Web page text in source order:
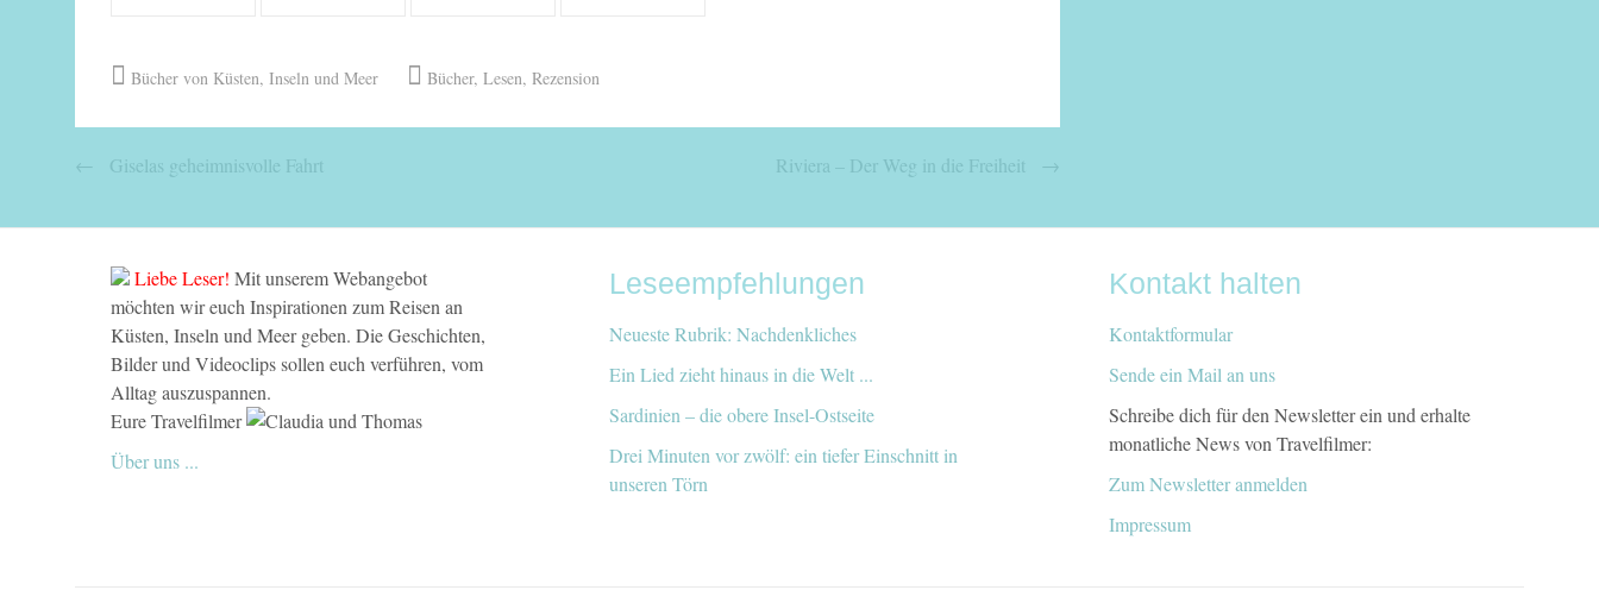
Bücher von Küsten, Inseln und Meer Bücher, Lesen, Rezension
Beitragsnavigation
← Giselas geheimnisvolle Fahrt Riviera – Der Weg in die Freiheit →
Liebe Leser! Mit unserem Webangebot
möchten wir euch Inspirationen zum Reisen an
Küsten, Inseln und Meer geben. Die Geschichten,
Bilder und Videoclips sollen euch verführen, vom
Alltag auszuspannen.
Eure Travelfilmer
Über uns ...
Leseempfehlungen
Neueste Rubrik: Nachdenkliches
Ein Lied zieht hinaus in die Welt ...
Sardinien – die obere Insel-Ostseite
Drei Minuten vor zwölf: ein tiefer Einschnitt in
unseren Törn
Kontakt halten
Kontaktformular
Sende ein Mail an uns
Schreibe dich für den Newsletter ein und erhalte
monatliche News von Travelfilmer:
Zum Newsletter anmelden
Impressum